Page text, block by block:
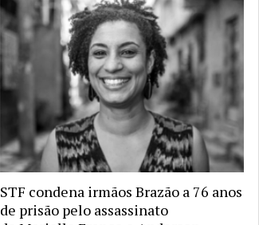
STF condena irmãos Brazão a 76 anos
de prisão pelo assassinato